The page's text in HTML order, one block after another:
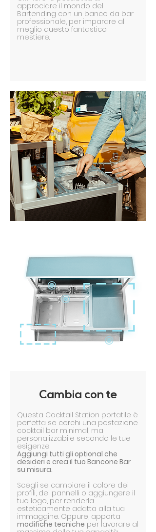
approciare il mondo del
Bartending con un banco da bar
professionale, per imparare al
meglio questo fantastico
mestiere.
Cambia con te
Questa Cocktail Station portatile è
perfetta se cerchi una postazione
cocktail bar minimal, ma
personalizzabile secondo le tue
esigenze.
Aggiungi tutti gli optional che
desideri e crea il tuo Bancone Bar
su misura.
Scegli se cambiare il colore dei
profili, dei pannelli o aggiungere il
tuo logo, per renderla
esteticamente adatta alla tua
immaggine. Oppure, apporta
modifiche tecniche per lavorare al